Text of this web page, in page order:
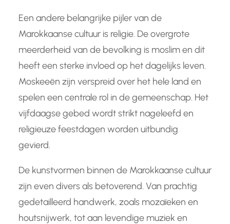
Een andere belangrijke pijler van de
Marokkaanse cultuur is religie. De overgrote
meerderheid van de bevolking is moslim en dit
heeft een sterke invloed op het dagelijks leven.
Moskeeën zijn verspreid over het hele land en
spelen een centrale rol in de gemeenschap. Het
vijfdaagse gebed wordt strikt nageleefd en
religieuze feestdagen worden uitbundig
gevierd.
De kunstvormen binnen de Marokkaanse cultuur
zijn even divers als betoverend. Van prachtig
gedetailleerd handwerk, zoals mozaïeken en
houtsnijwerk, tot aan levendige muziek en